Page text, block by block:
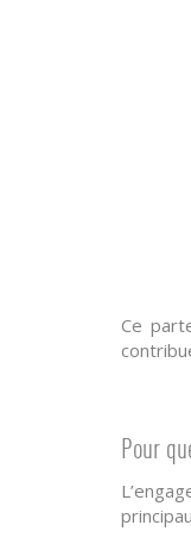
Ce
Pour